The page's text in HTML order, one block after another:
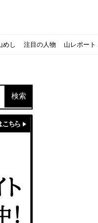
て
焚き火台の魅力・気になる
紹介
泊登山、赤岳〜横岳〜硫黄
ロモンの定番シューズで解
12選｜目的別の選び方も合
め7選
マップ「クライミングチャ
』の作り方
怖いのは【17＃自分のキャ
アを紹介
適！サウスフィールドのお
アを紹介
適！サウスフィールドのお
介
者向け】
ニングから中距離レースま
テムも
キャンプ道具の行方！【初
介揃えよう！種類別で人気ア
タックルから選び方まで紹介
ク9選
られた想いとは！？おすす
紹介Part.1〜ロサンゼルス
わる！簡単『フルーツシロ
めし
作り方
わる！簡単アウトドアスイ
注目の人物
ーグル』の作り方
わる！ピリ辛が後引くうま
山レポート
験レポ
雪山を堪能してきた
確認
と納税でゲット！おすすめ
たー！3つの理由とおすすめア
ながらおしゃれキャンプ♪